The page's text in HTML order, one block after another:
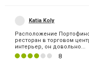
Katia Koly
Расположение
ресторан в торговом
интерьер, он довольно...
8